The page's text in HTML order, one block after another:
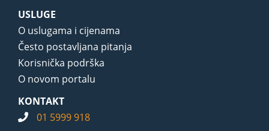
USLUGE
O uslugama i cijenama
Često postavljana pitanja
Korisnička podrška
O novom portalu
KONTAKT
01 5999 918